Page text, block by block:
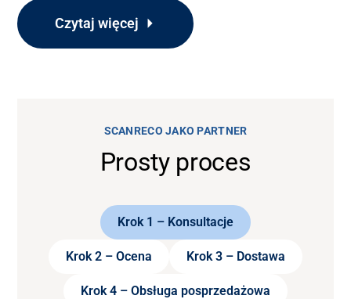
Czytaj więcej
SCANRECO JAKO PARTNER
Prosty proces
Krok 1 – Konsultacje
Krok 2 – Ocena Krok 3 – Dostawa
Krok 4 – Obsługa posprzedażowa